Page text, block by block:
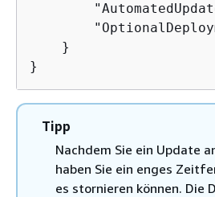
    }
}
Tipp
Nachdem Sie ein Update
haben Sie ein enges
es stornieren können. Die